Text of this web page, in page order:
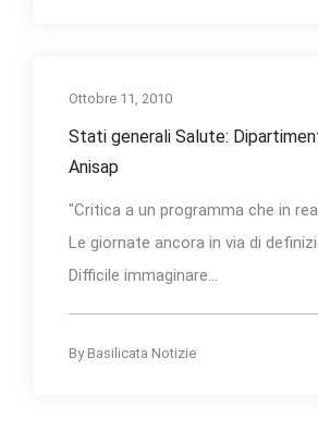
Ottobre 11, 2010
Stati generali Salute:
Anisap
"Critica a un programma che in
Le giornate ancora in via di
Difficile immaginare...
By Basilicata Notizie